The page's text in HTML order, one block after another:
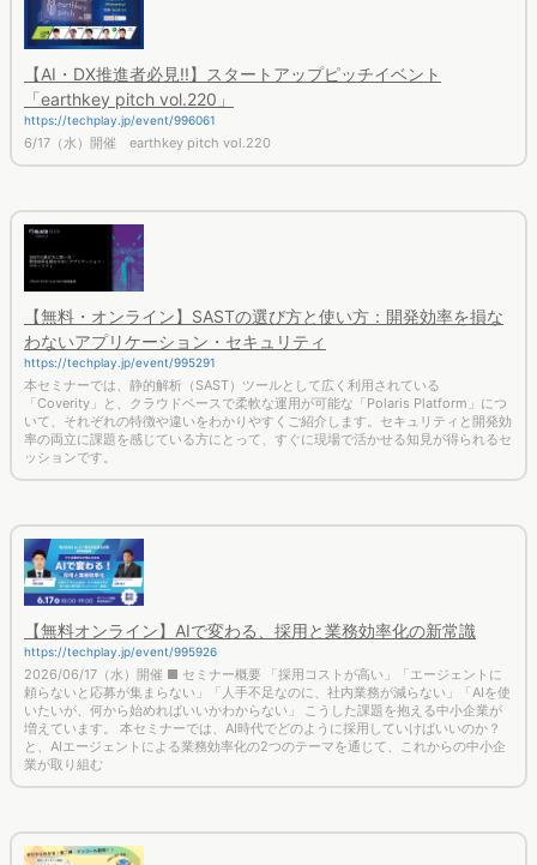
【AI・DX推進者必見!!】スタートアップピッチイベント
「earthkey pitch vol.220」
https://techplay.jp/event/996061
6/17（水）開催 earthkey pitch vol.220
【無料・オンライン】SASTの選び方と使い方：開発効率を損な
わないアプリケーション・セキュリティ
https://techplay.jp/event/995291
本セミナーでは、静的解析（SAST）ツールとして広く利用されている
「Coverity」と、クラウドベースで柔軟な運用が可能な「Polaris Platform」につ
いて、それぞれの特徴や違いをわかりやすくご紹介します。セキュリティと開発効
率の両立に課題を感じている方にとって、すぐに現場で活かせる知見が得られるセ
ッションです。
【無料オンライン】AIで変わる、採用と業務効率化の新常識
https://techplay.jp/event/995926
2026/06/17（水）開催 ■ セミナー概要 「採用コストが高い」「エージェントに
頼らないと応募が集まらない」「人手不足なのに、社内業務が減らない」「AIを使
いたいが、何から始めればいいかわからない」 こうした課題を抱える中小企業が
増えています。 本セミナーでは、AI時代でどのように採用していけばいいのか？
と、AIエージェントによる業務効率化の2つのテーマを通じて、これからの中小企
業が取り組む